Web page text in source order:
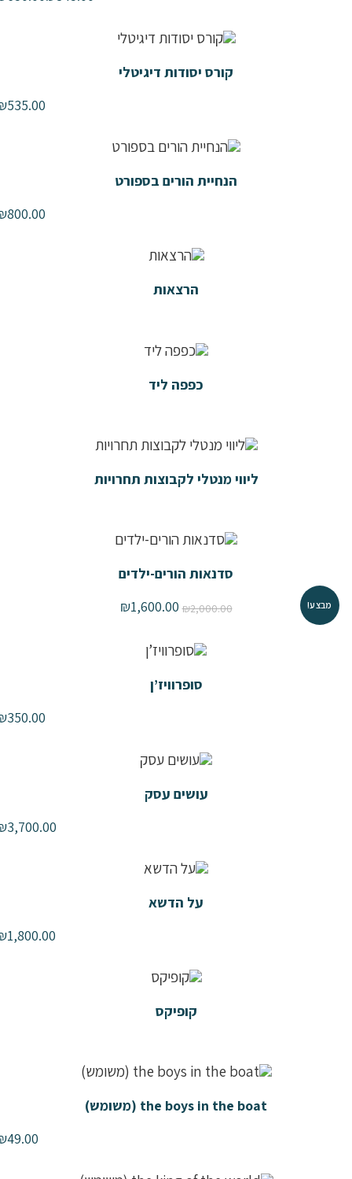
קורס יסודות דיגיטלי
₪535.00
הנחיית הורים בספורט
₪800.00
הרצאות
כפפה ליד
ליווי מנטלי לקבוצות תחרויות
מבצע!
סדנאות הורים-ילדים
₪2,000.00
₪1,600.00
סופרוויז’ן
₪350.00
עושים עסק
₪3,700.00
על הדשא
₪1,800.00
קופיקס
the boys in the boat (משומש)
₪49.00